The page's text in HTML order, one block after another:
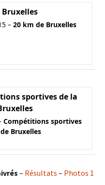
Bruxelles
– 20 km de Bruxelles
sportives de la
Compétitions sportives
Bruxelles
– Résultats – Photos 1